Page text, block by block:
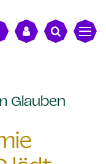
Glauben